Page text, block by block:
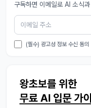
구독하면 이메일로 AI 소식
(필수) 광고성 정보 수신 동의